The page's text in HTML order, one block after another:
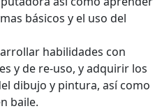
básicos y el uso del
habilidades con
y de re-uso, y adquirir los
dibujo y pintura, así como
baile.